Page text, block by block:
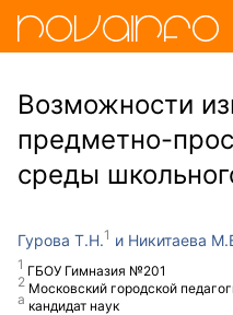
Возможности
предметно-
среды
Гурова Т.Н.
ГБОУ Гимназия №201
Никитаева
Московский городской
кандидат наук